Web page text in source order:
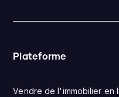
Plateforme
Vendre de l'immobilier en